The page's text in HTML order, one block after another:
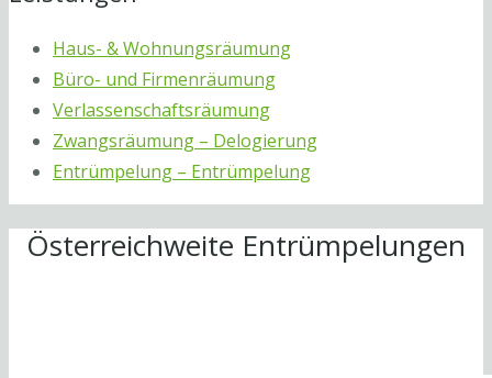
Haus- & Wohnungsräumung
Büro- und Firmenräumung
Verlassenschaftsräumung
Zwangsräumung – Delogierung
Entrümpelung – Entrümpelung
Österreichweite Entrümpelungen